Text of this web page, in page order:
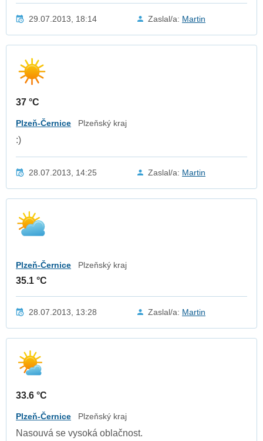
29.07.2013, 18:14 Zaslal/a: Martin
37 °C
Plzeň-Černice Plzeňský kraj
:)
28.07.2013, 14:25 Zaslal/a: Martin
Plzeň-Černice Plzeňský kraj
35.1 °C
28.07.2013, 13:28 Zaslal/a: Martin
33.6 °C
Plzeň-Černice Plzeňský kraj
Nasouvá se vysoká oblačnost.